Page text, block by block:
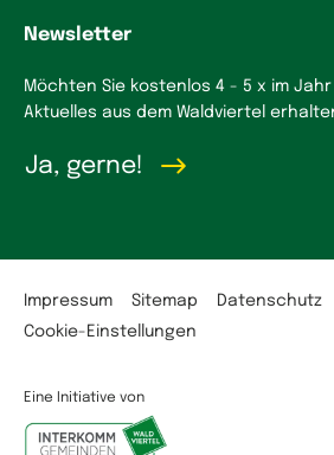
Newsletter
Möchten Sie kostenlos 4 - 5 x im
Aktuelles aus dem Waldviertel
Ja, gerne!
Impressum Sitemap
Datenschutz
Cookie-Einstellungen
Eine Initiative von